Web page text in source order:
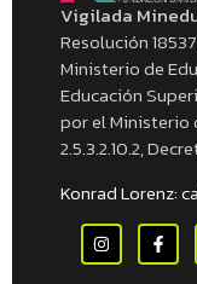
Vigilada
Resolución
Ministerio de
Educación
por el Ministerio
2.5.3.2.10.2,
Konrad Lorenz: